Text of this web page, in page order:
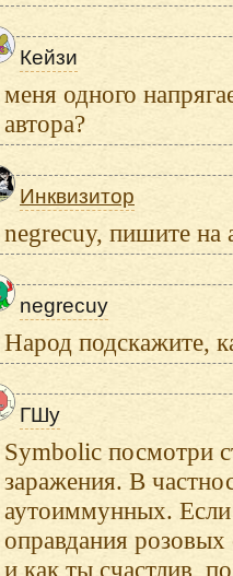
Кейзи
меня одного
автора?
Инквизитор
negrecuy, пишите
negrecuy
Народ подскажите,
ГШу
Symbolic посмотри
заражения. В
аутоиммунных. Если
оправдания
и как ты счастлив,